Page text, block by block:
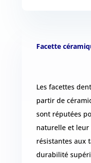
Facette
Les facettes
partir de
sont réputées
naturelle et leur
résistantes aux
durabilité